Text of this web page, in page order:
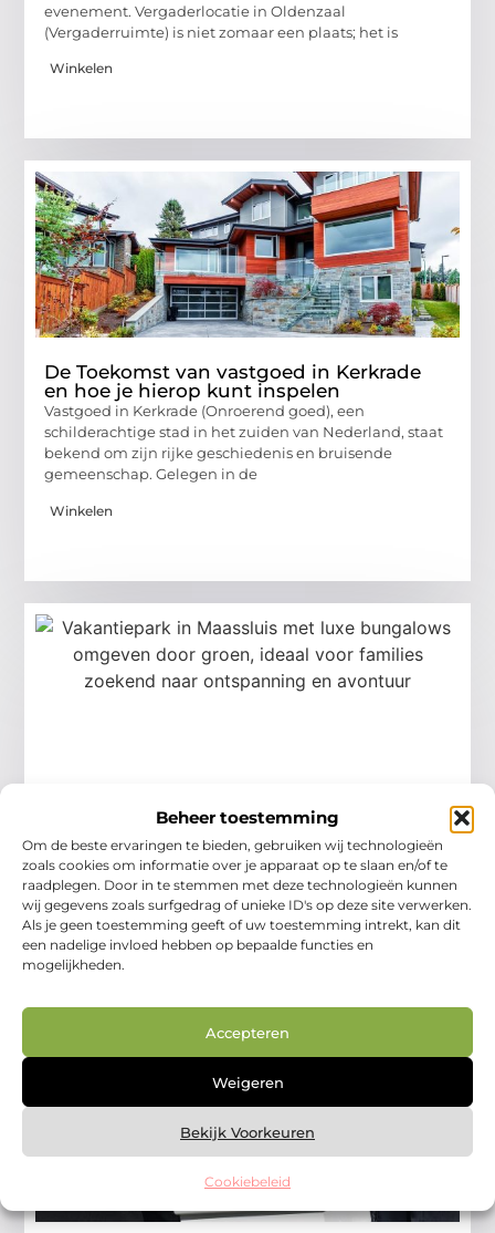
Beheer toestemming
Om de beste ervaringen te bieden, gebruiken wij technologieën
zoals cookies om informatie over je apparaat op te slaan en/of te
raadplegen. Door in te stemmen met deze technologieën kunnen
wij gegevens zoals surfgedrag of unieke ID's op deze site verwerken.
Als je geen toestemming geeft of uw toestemming intrekt, kan dit
een nadelige invloed hebben op bepaalde functies en
mogelijkheden.
Accepteren
Weigeren
Bekijk Voorkeuren
Cookiebeleid
evenement. Vergaderlocatie in Oldenzaal
(Vergaderruimte) is niet zomaar een plaats; het is
Winkelen
De Toekomst van vastgoed in Kerkrade
en hoe je hierop kunt inspelen
Vastgoed in Kerkrade (Onroerend goed), een
schilderachtige stad in het zuiden van Nederland, staat
bekend om zijn rijke geschiedenis en bruisende
gemeenschap. Gelegen in de
Winkelen
Ontsnap naar vakantiepark in Maassluis
voor een onvergetelijk avontuur
Welkom bij vakantiepark in Maassluis (Maassluis Nu),
een bestemming die werkelijk perfect is voor families,
reisliefhebbers en lokale toeristen die op zoek zijn naar
een
Winkelen